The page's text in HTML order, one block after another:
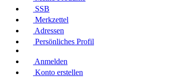
SSB
Merkzettel
Adressen
Persönliches Profil
Anmelden
Konto erstellen